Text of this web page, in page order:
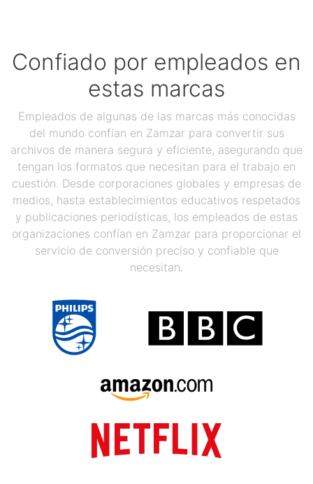
Confiado por empleados en
estas marcas
Empleados de algunas de las marcas más conocidas
del mundo confían en Zamzar para convertir sus
archivos de manera segura y eficiente, asegurando que
tengan los formatos que necesitan para el trabajo en
cuestión. Desde corporaciones globales y empresas de
medios, hasta establecimientos educativos respetados
y publicaciones periodísticas, los empleados de estas
organizaciones confían en Zamzar para proporcionar el
servicio de conversión preciso y confiable que
necesitan.